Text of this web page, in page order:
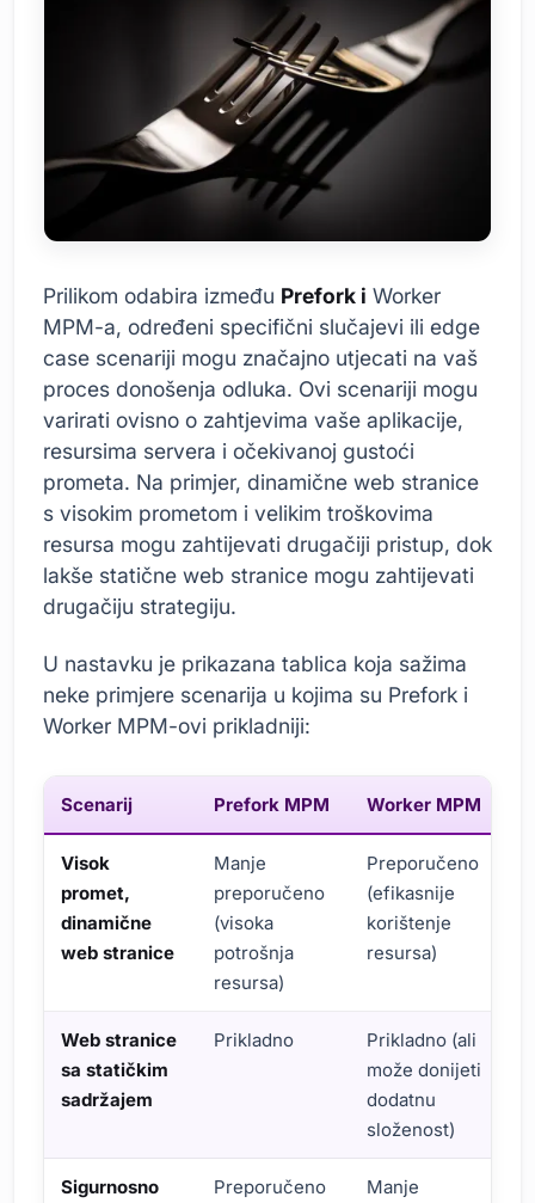
Prilikom odabira između Prefork i Worker
MPM-a, određeni specifični slučajevi ili edge
case scenariji mogu značajno utjecati na vaš
proces donošenja odluka. Ovi scenariji mogu
varirati ovisno o zahtjevima vaše aplikacije,
resursima servera i očekivanoj gustoći
prometa. Na primjer, dinamične web stranice
s visokim prometom i velikim troškovima
resursa mogu zahtijevati drugačiji pristup, dok
lakše statične web stranice mogu zahtijevati
drugačiju strategiju.
U nastavku je prikazana tablica koja sažima
neke primjere scenarija u kojima su Prefork i
Worker MPM-ovi prikladniji:
Scenarij Prefork MPM Worker MPM
Visok
promet,
dinamične
web stranice
Manje
preporučeno
(visoka
potrošnja
resursa)
Preporučeno
(efikasnije
korištenje
resursa)
Web stranice
sa statičkim
sadržajem
Prikladno
Prikladno (ali
može donijeti
dodatnu
složenost)
Sigurnosno
Preporučeno
Manje